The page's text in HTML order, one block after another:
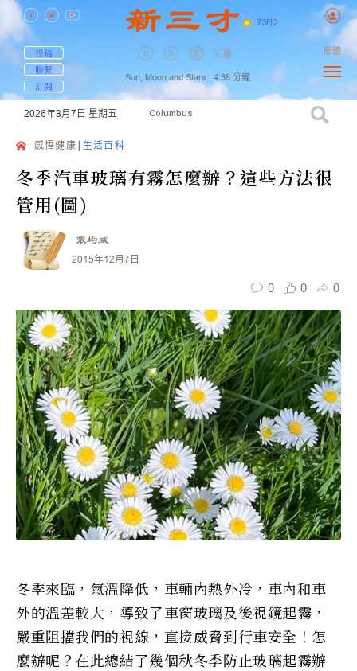
73F| C
投稿
聯繫
訂閱
Sun, Moon and Stars , 4:38 分鐘
簡體
2026年8月7日 星期五 Columbus
感悟健康 生活百科
冬季汽車玻璃有霧怎麼辦？這些方法很
管用(圖)
張均威
2015年12月7日
0 0 0
冬季來臨，氣溫降低，車輛內熱外冷，車內和車
外的溫差較大，導致了車窗玻璃及後視鏡起霧，
嚴重阻擋我們的視線，直接威脅到行車安全！怎
麼辦呢？在此總結了幾個秋冬季防止玻璃起霧辦